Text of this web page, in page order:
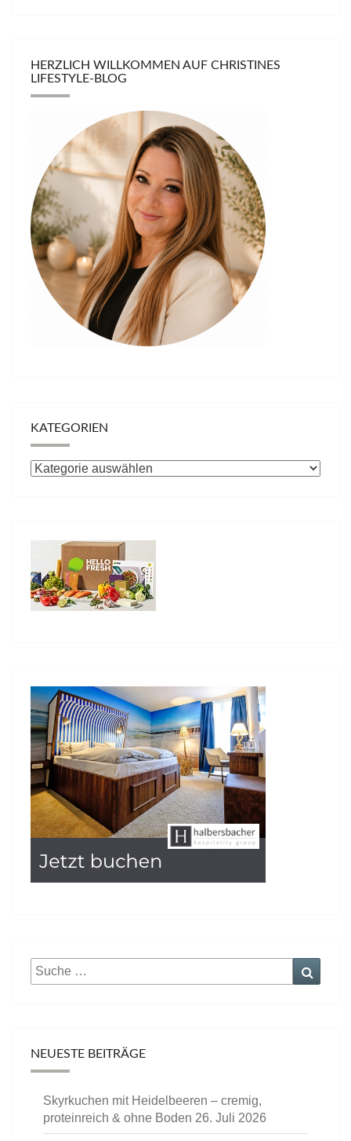
HERZLICH WILLKOMMEN AUF CHRISTINES
LIFESTYLE-BLOG
KATEGORIEN
Kategorien
Suche
nach:
NEUESTE BEITRÄGE
Skyrkuchen mit Heidelbeeren – cremig,
proteinreich & ohne Boden 26. Juli 2026